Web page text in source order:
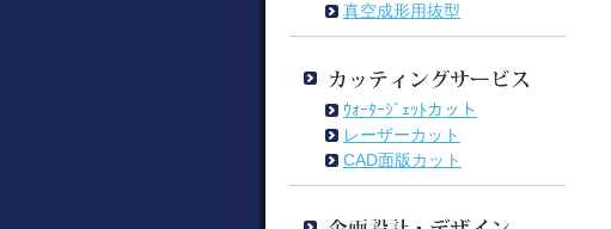
真空成形用抜型
ｳｫｰﾀｰｼﾞｪｯﾄカット
レーザーカット
CAD面版カット